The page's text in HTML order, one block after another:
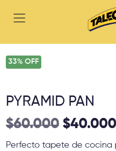
33% OFF
PYRAMID PAN
$60.000 El
precio
$40.000
Perfecto tapete de cocina